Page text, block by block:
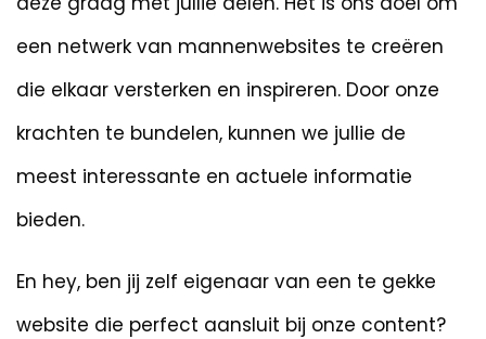
een netwerk van mannenwebsites te creëren
die elkaar versterken en inspireren. Door onze
krachten te bundelen, kunnen we jullie de
meest interessante en actuele informatie
bieden.
En hey, ben jij zelf eigenaar van een te gekke
website die perfect aansluit bij onze content?